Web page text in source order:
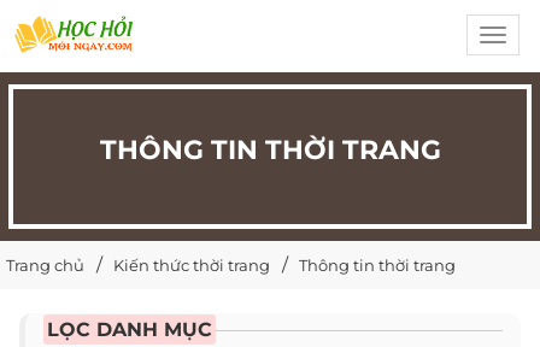
THÔNG TIN THỜI TRANG
Trang chủ Kiến thức thời trang Thông tin thời trang
LỌC DANH MỤC